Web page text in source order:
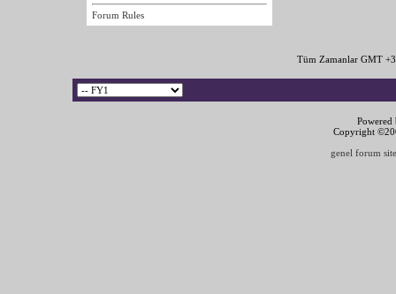
Forum Rules
Tüm Zamanlar GMT
Copyright
genel forum